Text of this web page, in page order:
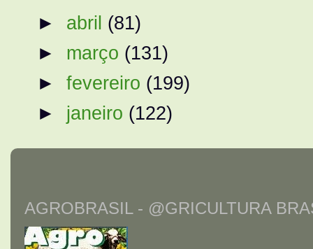
► abril (81)
► março (131)
►fevereiro (199)
► janeiro (122)
AGROBRASIL - @GRICULTURA